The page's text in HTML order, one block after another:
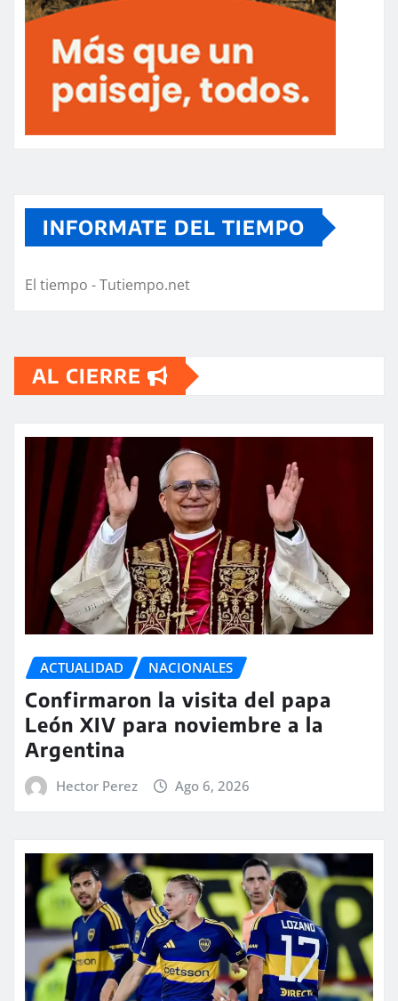
INFORMATE DEL TIEMPO
El tiempo - Tutiempo.net
AL CIERRE
ACTUALIDAD NACIONALES
Confirmaron la visita del papa
León XIV para noviembre a la
Argentina
Hector Perez Ago 6, 2026